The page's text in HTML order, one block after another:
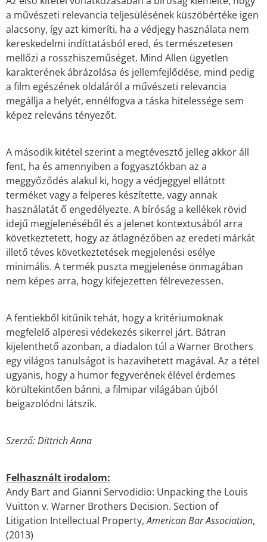
a művészeti relevancia teljesülésének küszöbértéke igen
alacsony, így azt kimeríti, ha a védjegy használata nem
kereskedelmi indíttatásból ered, és természetesen
mellőzi a rosszhiszeműséget. Mind Allen ügyetlen
karakterének ábrázolása és jellemfejlődése, mind pedig
a film egészének oldaláról a művészeti relevancia
megállja a helyét, ennélfogva a táska hitelessége sem
képez releváns tényezőt.
A második kitétel szerint a megtévesztő jelleg akkor áll
fent, ha és amennyiben a fogyasztókban az a
meggyőződés alakul ki, hogy a védjeggyel ellátott
terméket vagy a felperes készítette, vagy annak
használatát ő engedélyezte. A bíróság a kellékek rövid
idejű megjelenéséből és a jelenet kontextusából arra
következtetett, hogy az átlagnézőben az eredeti márkát
illető téves következtetések megjelenési esélye
minimális. A termék puszta megjelenése önmagában
nem képes arra, hogy kifejezetten félrevezessen.
A fentiekből kitűnik tehát, hogy a kritériumoknak
megfelelő alperesi védekezés sikerrel járt. Bátran
kijelenthető azonban, a diadalon túl a Warner Brothers
egy világos tanulságot is hazavihetett magával. Az a tétel
ugyanis, hogy a humor fegyverének élével érdemes
körültekintően bánni, a filmipar világában újból
beigazolódni látszik.
Szerző: Dittrich Anna
Felhasznált irodalom:
Andy Bart and Gianni Servodidio: Unpacking the Louis
Vuitton v. Warner Brothers Decision. Section of
Litigation Intellectual Property,American Bar Association,
(2013)